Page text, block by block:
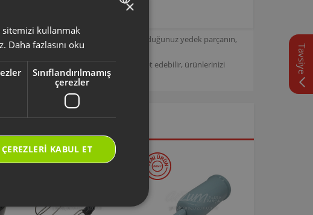
için tasarlanmıştır. Seçmiş olduğunuz yedek parçanın,
Arzum Destek Sitemizi ziyaret edebilir, ürünlerinizi
Tavsiye
×
sitemizi kullanmak
Daha fazlasını oku
Sınıflandırılmamış
çerezler
KABUL ET